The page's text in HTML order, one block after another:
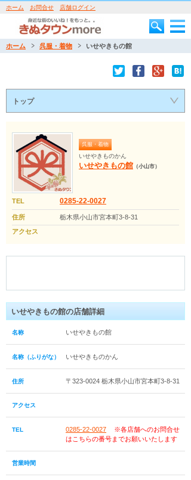
ホーム お問合せ 店舗ログイン
ホーム 呉服・着物 いせやきもの館
トップ
呉服・着物
いせやきものかん
いせやきもの館 （小山市）
TEL 0285-22-0027
住所
栃木県小山市宮本町3-8-31
アクセス
いせやきもの館の店舗詳細
名称 いせやきもの館
名称（ふりがな） いせやきものかん
住所 〒323-0024 栃木県小山市宮本町3-8-31
アクセス
TEL 0285-22-0027
※各店舗へのお問合せ
はこちらの番号までお願いいたします
営業時間